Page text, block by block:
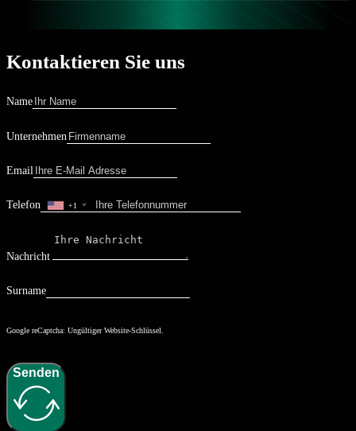
Kontaktieren Sie uns
Name
Unternehmen
Email
Telefon +1
Nachricht
Surname
Google reCaptcha: Ungültiger Website-Schlüssel.
Senden